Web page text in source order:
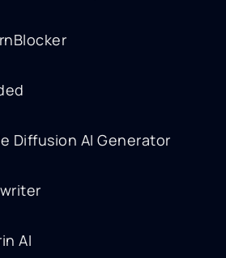
Diffusion AI Generator
AI